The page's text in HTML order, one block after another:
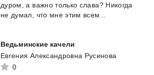
дуром,
а важно только слава? Никогда
не думал, что мне этим всем...
Ведьминские качели
Евгения Александровна Русинова
0